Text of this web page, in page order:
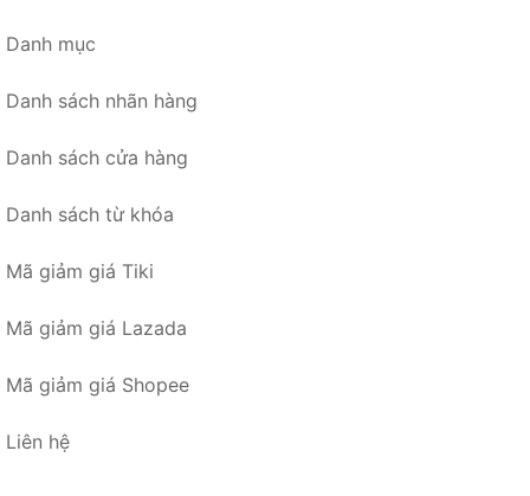
Danh mục
Danh sách nhãn hàng
Danh sách cửa hàng
Danh sách từ khóa
Mã giảm giá Tiki
Mã giảm giá Lazada
Mã giảm giá Shopee
Liên hệ